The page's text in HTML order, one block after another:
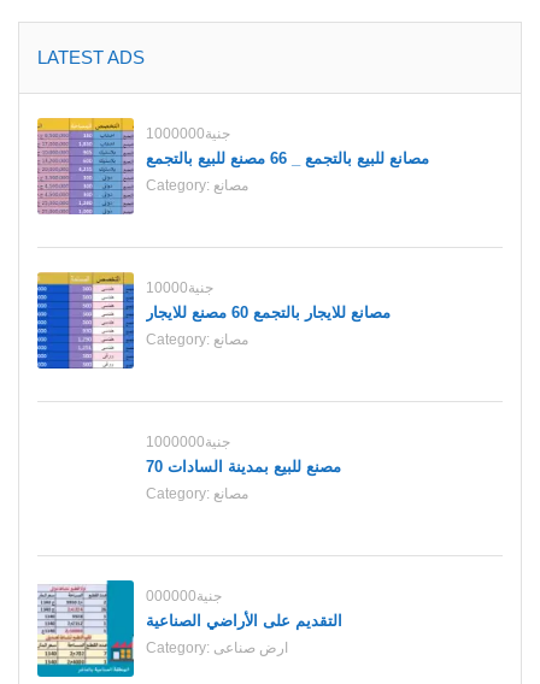
LATEST ADS
1000000جنية
مصانع للبيع بالتجمع _ 66 مصنع للبيع بالتجمع
Category: مصانع
10000جنية
مصانع للايجار بالتجمع 60 مصنع للايجار
Category: مصانع
1000000جنية
70 مصنع للبيع بمدينة السادات
Category: مصانع
000000جنية
التقديم على الأراضي الصناعية
Category: ارض صناعى